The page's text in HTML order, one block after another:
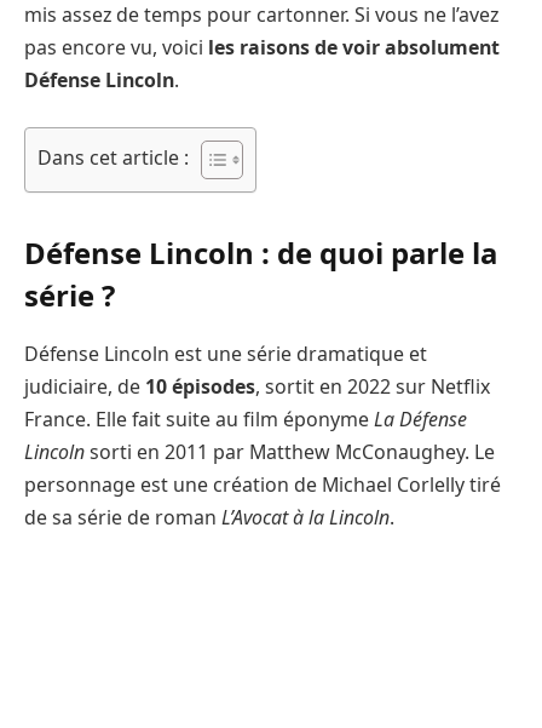
mis assez de temps pour cartonner. Si vous ne l’avez
pas encore vu, voici les raisons de voir absolument
Défense Lincoln.
Dans cet article :
Défense Lincoln : de quoi parle la
série ?
Défense Lincoln est une série dramatique et
judiciaire, de 10 épisodes, sortit en 2022 sur Netflix
France. Elle fait suite au film éponymeLa Défense
Lincolnsorti en 2011 par Matthew McConaughey. Le
personnage est une création de Michael Corlelly tiré
de sa série de roman L’Avocat à la Lincoln.